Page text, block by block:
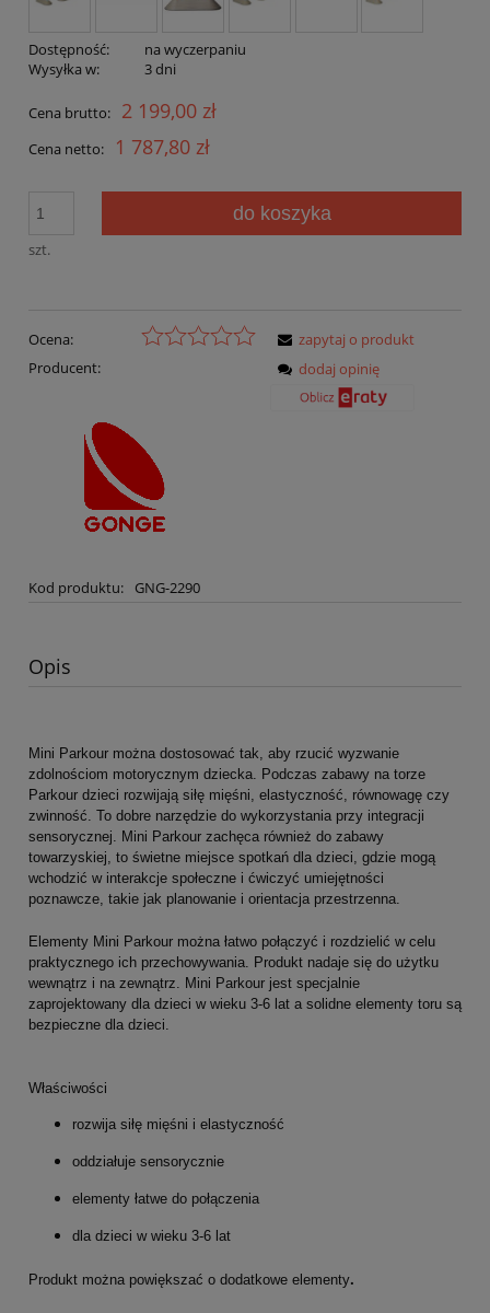
Dostępność:
na wyczerpaniu
Wysyłka w:
3 dni
Cena brutto: 2 199,00 zł
Cena netto: 1 787,80 zł
szt.
do koszyka
Ocena:
Producent:
Kod produktu: GNG-2290
zapytaj o produkt
dodaj opinię
Opis
Mini Parkour można dostosować tak, aby rzucić wyzwanie
zdolnościom motorycznym dziecka. Podczas zabawy na torze
Parkour dzieci rozwijają siłę mięśni, elastyczność, równowagę czy
zwinność. To dobre narzędzie do wykorzystania przy integracji
sensorycznej. Mini Parkour zachęca również do zabawy
towarzyskiej, to świetne miejsce spotkań dla dzieci, gdzie mogą
wchodzić w interakcje społeczne i ćwiczyć umiejętności
poznawcze, takie jak planowanie i orientacja przestrzenna.
Elementy Mini Parkour można łatwo połączyć i rozdzielić w celu
praktycznego ich przechowywania. Produkt nadaje się do użytku
wewnątrz i na zewnątrz. Mini Parkour jest specjalnie
zaprojektowany dla dzieci w wieku 3-6 lat a solidne elementy toru są
bezpieczne dla dzieci.
Właściwości
rozwija siłę mięśni i elastyczność
oddziałuje sensorycznie
elementy łatwe do połączenia
dla dzieci w wieku 3-6 lat
Produkt można powiększać o dodatkowe elementy.